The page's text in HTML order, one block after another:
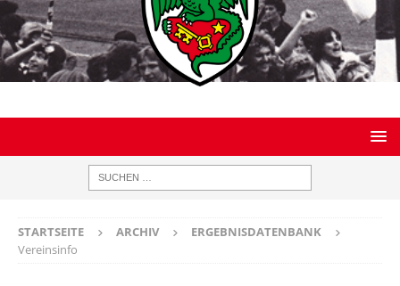
STARTSEITE ARCHIV
ERGEBNISDATENBANK
Vereinsinfo